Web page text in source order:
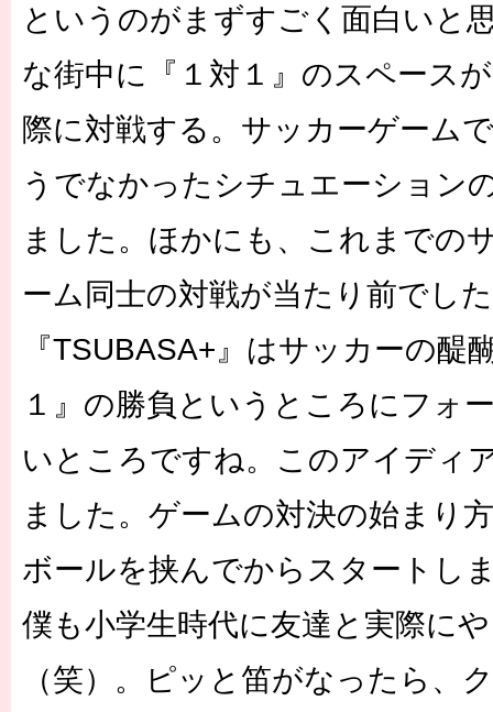
というのがまずすごく面白いと
な街中に『１対１』のスペース
際に対戦する。サッカーゲーム
うでなかったシチュエーション
ました。ほかにも、これまでの
ーム同士の対戦が当たり前でし
『TSUBASA+』はサッカーの醍
１』の勝負というところにフォ
いところですね。このアイディ
ました。ゲームの対決の始まり
ボールを挟んでからスタートし
僕も小学生時代に友達と実際に
（笑）。ピッと笛がなったら、